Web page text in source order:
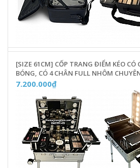
[SIZE 61CM] CỐP TRANG ĐIỂM KÉO CÓ
BÓNG, CÓ 4 CHÂN FULL NHÔM
7.200.000₫